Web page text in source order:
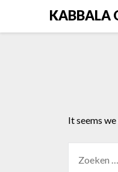
KABBALA
It seems
NAAR: